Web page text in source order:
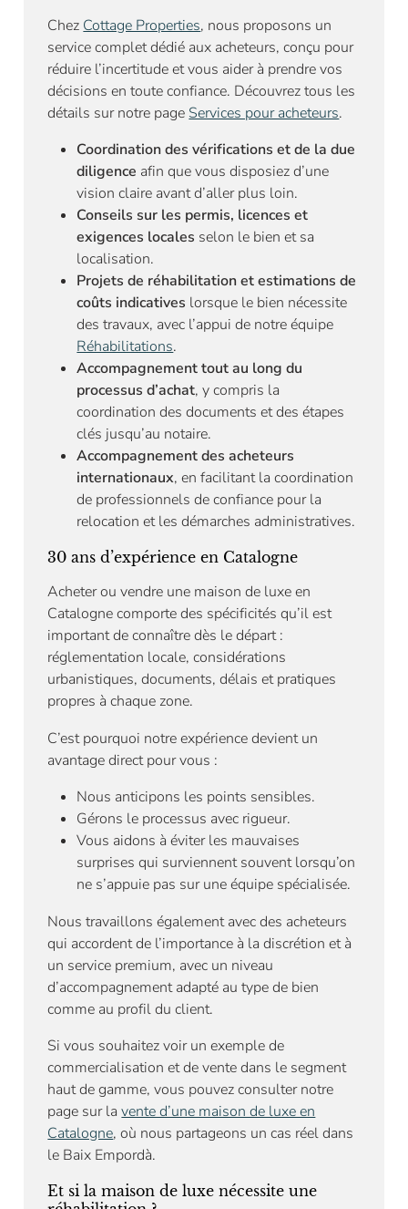
Chez Cottage Properties, nous proposons un
service complet dédié aux acheteurs, conçu pour
réduire l’incertitude et vous aider à prendre vos
décisions en toute confiance. Découvrez tous les
détails sur notre page Services pour acheteurs.
Coordination des vérifications et de la due
diligence afin que vous disposiez d’une
vision claire avant d’aller plus loin.
Conseils sur les permis, licences et
exigences locales selon le bien et sa
localisation.
Projets de réhabilitation et estimations de
coûts indicatives lorsque le bien nécessite
des travaux, avec l’appui de notre équipe
Réhabilitations.
Accompagnement tout au long du
processus d’achat, y compris la
coordination des documents et des étapes
clés jusqu’au notaire.
Accompagnement des acheteurs
internationaux, en facilitant la coordination
de professionnels de confiance pour la
relocation et les démarches administratives.
30 ans d’expérience en Catalogne
Acheter ou vendre une maison de luxe en
Catalogne comporte des spécificités qu’il est
important de connaître dès le départ :
réglementation locale, considérations
urbanistiques, documents, délais et pratiques
propres à chaque zone.
C’est pourquoi notre expérience devient un
avantage direct pour vous :
Nous anticipons les points sensibles.
Gérons le processus avec rigueur.
Vous aidons à éviter les mauvaises
surprises qui surviennent souvent lorsqu’on
ne s’appuie pas sur une équipe spécialisée.
Nous travaillons également avec des acheteurs
qui accordent de l’importance à la discrétion et à
un service premium, avec un niveau
d’accompagnement adapté au type de bien
comme au profil du client.
Si vous souhaitez voir un exemple de
commercialisation et de vente dans le segment
haut de gamme, vous pouvez consulter notre
page sur lavente d’une maison de luxe en
Catalogne, où nous partageons un cas réel dans
le Baix Empordà.
Et si la maison de luxe nécessite une